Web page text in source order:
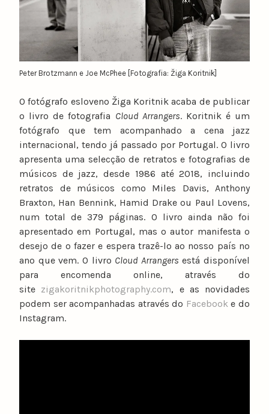
n
o
Peter Brotzmann e Joe McPhee [Fotografia: Žiga Koritnik]
O fotógrafo esloveno Žiga Koritnik acaba de publicar
o livro de fotografia Cloud Arrangers. Koritnik é um
fotógrafo que tem acompanhado a cena jazz
internacional, tendo já passado por Portugal. O livro
apresenta uma selecção de retratos e fotografias de
músicos de jazz, desde 1986 até 2018, incluindo
retratos de músicos como Miles Davis, Anthony
Braxton, Han Bennink, Hamid Drake ou Paul Lovens,
num total de 379 páginas. O livro ainda não foi
apresentado em Portugal, mas o autor manifesta o
desejo de o fazer e espera trazê-lo ao nosso país no
ano que vem. O livro Cloud Arrangers está disponível
para encomenda online, através do
site zigakoritnikphotography.com, e as novidades
podem ser acompanhadas através do Facebooke do
Instagram.